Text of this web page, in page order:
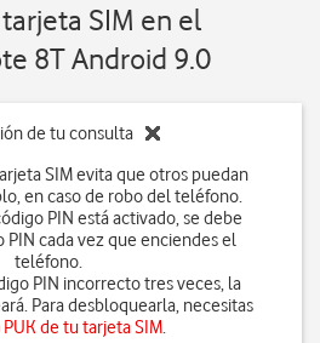
SIM en el
8T Android 9.0
de tu consulta
SIM evita que otros puedan
en caso de robo del teléfono.
PIN está activado, se debe
cada vez que enciendes el
teléfono.
PIN incorrecto tres veces, la
Para desbloquearla, necesitas
de tu tarjeta SIM.